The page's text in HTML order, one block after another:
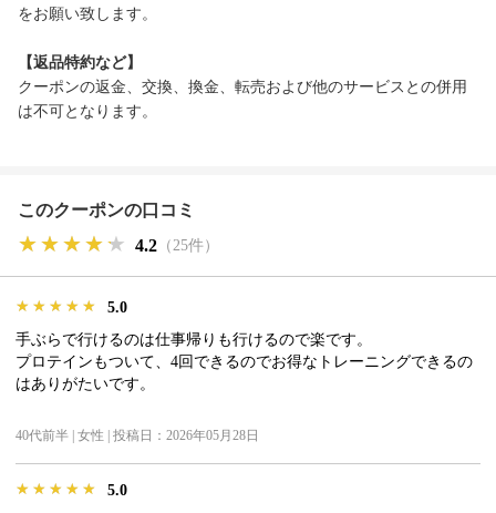
をお願い致します。
【返品特約など】
クーポンの返金、交換、換金、転売および他のサービスとの併用
は不可となります。
このクーポンの口コミ
★★★★★
★★★★★
★★★★★ 4.2 （25件）
★★★★★
★★★★★
★★★★★
5.0
手ぶらで行けるのは仕事帰りも行けるので楽です。
プロテインもついて、4回できるのでお得なトレーニングできるの
はありがたいです。
40代前半 | 女性 | 投稿日：2026年05月28日
★★★★★
★★★★★
★★★★★
5.0